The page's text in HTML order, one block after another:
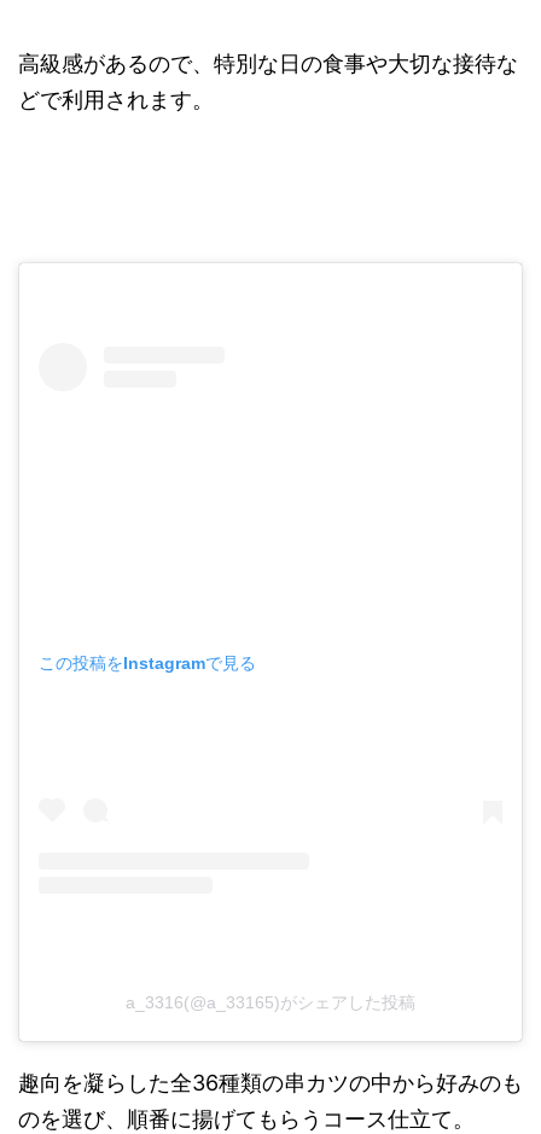
高級感があるので、特別な日の食事や大切な接待な
どで利用されます。
この投稿をInstagramで見る
a_3316(@a_33165)がシェアした投稿
趣向を凝らした全36種類の串カツの中から好みのも
のを選び、順番に揚げてもらうコース仕立て。